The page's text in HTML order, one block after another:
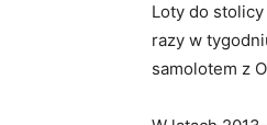
Loty do
razy w
samolotem z